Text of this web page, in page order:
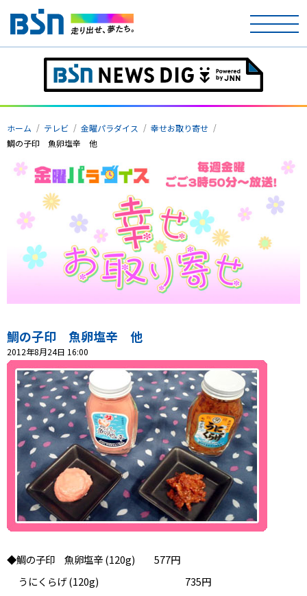
テレビ
ラジオ
アナウンサー
イベント
ニュース
天気
プレゼント
コンテンツ・アプリ
ショッピング
会社概要・ビジョン
お問い合わせ
ホーム テレビ 金曜パラダイス
幸せお取り寄せ
鯛の子印 魚卵塩辛 他
鯛の子印 魚卵塩辛 他
2012年8月24日 16:00
◆鯛の子印 魚卵塩辛 (120g) 577円
うにくらげ (120g) 735円